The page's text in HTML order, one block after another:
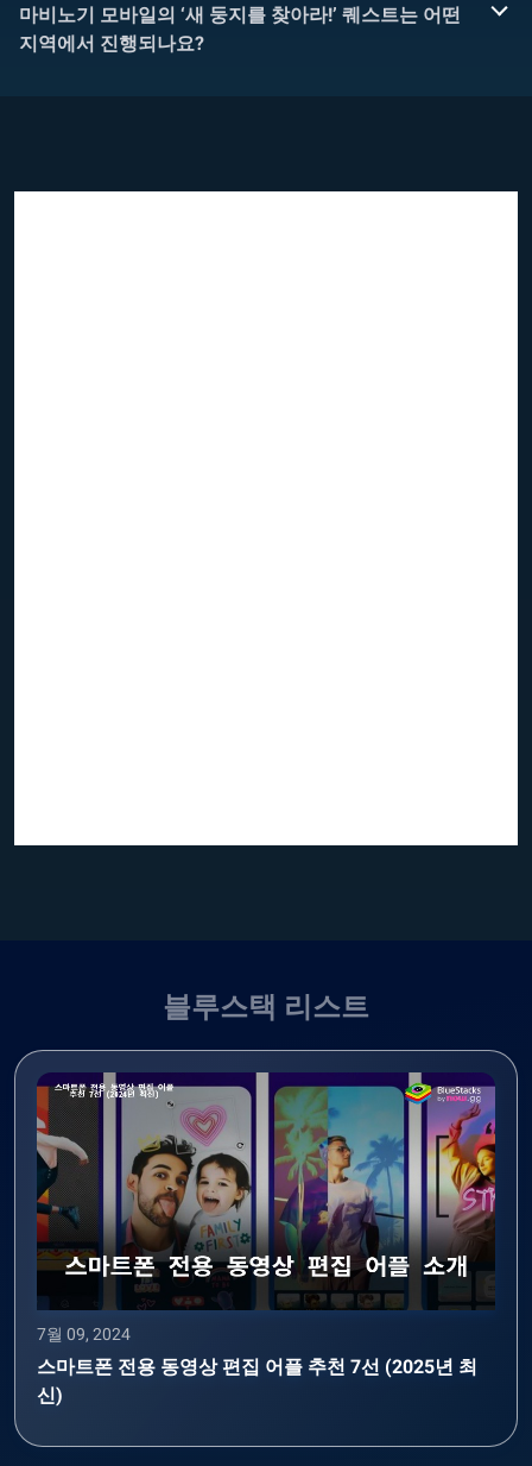
마비노기 모바일의 ‘새 둥지를 찾아라!’ 퀘스트는 어떤
지역에서 진행되나요?
블루스택 리스트
7월 09, 2024
스마트폰 전용 동영상 편집 어플 추천 7선 (2025년 최
신)